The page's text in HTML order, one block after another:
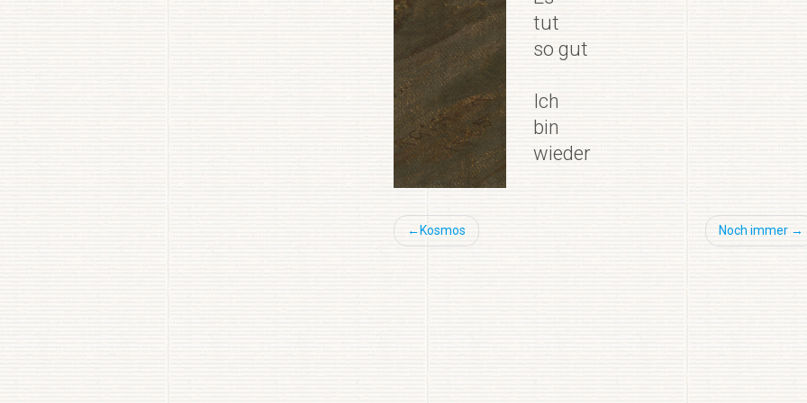
tut
so gut
Ich
bin
wieder
Beitragsnavigation
Kosmos Noch immer